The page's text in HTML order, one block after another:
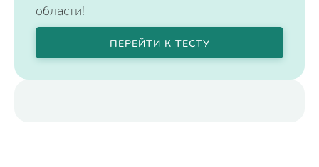
области!
ПЕРЕЙТИ К ТЕСТУ